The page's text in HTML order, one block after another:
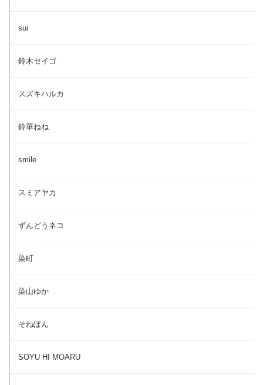
sui
鈴木セイゴ
スズキハルカ
鈴華ねね
smile
スミアヤカ
ずんどうネコ
染町
染山ゆか
そねぽん
SOYU HI MOARU